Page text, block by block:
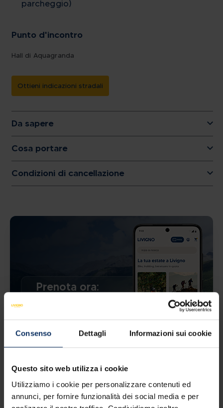
Consenso Dettagli Informazioni sui cookie
Questo sito web utilizza i cookie
Utilizziamo i cookie per personalizzare contenuti ed
annunci, per fornire funzionalità dei social media e per
parcheggio)
Punto d'incontro
Hall di Aquagranda
Ottieni indicazioni stradali
Da sapere
Cosa portare
Condizioni di cancellazione
Prenota ora: